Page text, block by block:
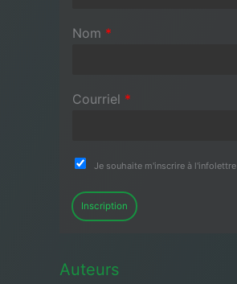
Nom *
Courriel *
Je souhaite m'inscrire à l'infolettre
Inscription
Auteurs